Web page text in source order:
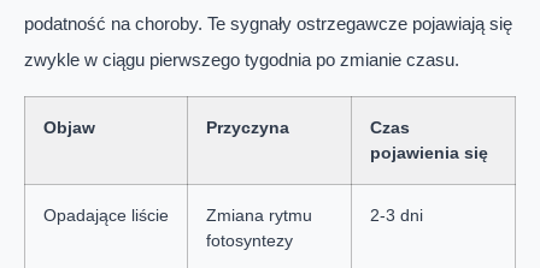
podatność na choroby. Te sygnały ostrzegawcze pojawiają się
zwykle w ciągu pierwszego tygodnia po zmianie czasu.
Objaw Przyczyna
Czas
pojawienia się
Opadające liście
Zmiana rytmu
fotosyntezy
2-3 dni